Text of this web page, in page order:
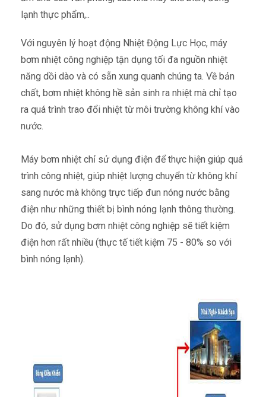
lạnh thực phẩm,..
Với nguyên lý hoạt động Nhiệt Động Lực Học, máy
bơm nhiệt công nghiệp tận dụng tối đa nguồn nhiệt
năng dồi dào và có sẵn xung quanh chúng ta. Về bản
chất, bơm nhiệt không hề sản sinh ra nhiệt mà chỉ tạo
ra quá trình trao đổi nhiệt từ môi trường không khí vào
nước.
Máy bơm nhiệt chỉ sử dụng điện để thực hiện giúp quá
trình công nhiệt, giúp nhiệt lượng chuyển từ không khí
sang nước mà không trực tiếp đun nóng nước bằng
điện như những thiết bị bình nóng lạnh thông thường.
Do đó, sử dụng bơm nhiệt công nghiệp sẽ tiết kiệm
điện hơn rất nhiều (thực tế tiết kiệm 75 - 80% so với
bình nóng lạnh).